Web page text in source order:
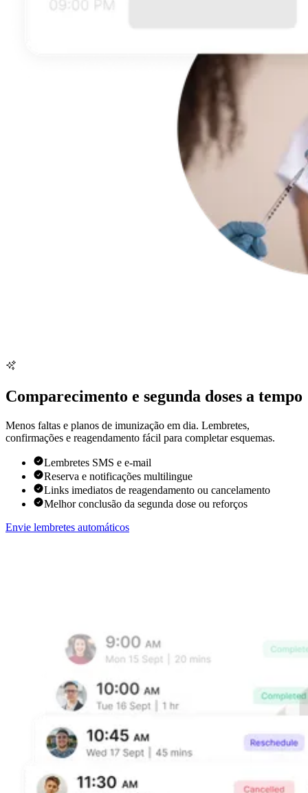
Comparecimento e segunda doses a tempo
Menos faltas e planos de imunização em dia. Lembretes,
confirmações e reagendamento fácil para completar esquemas.
Lembretes SMS e e-mail
Reserva e notificações multilingue
Links imediatos de reagendamento ou cancelamento
Melhor conclusão da segunda dose ou reforços
Envie lembretes automáticos